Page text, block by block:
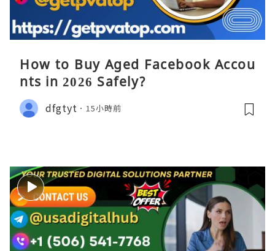
How to Buy Aged Facebook Accou
nts in 2026 Safely?
dfgtyt 15小時前